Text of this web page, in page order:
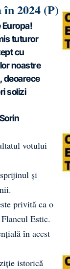
2024 (P)
Europa!
tuturor
cu
noastre
deoarece
solizi
votului
și
privită ca o
Estic.
în acest
istorică